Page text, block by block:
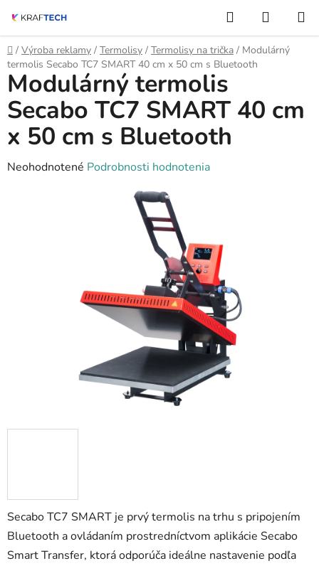
obsah
Hľadať
KOŠÍK
Domov
/ Výroba reklamy / Termolisy / Termolisy na trička / Modulárný
termolis Secabo TC7 SMART 40 cm x 50 cm s Bluetooth
Secabo TC7 SMART je prvý termolis na trhu s pripojením
Bluetooth a ovládaním prostredníctvom aplikácie Secabo
Smart Transfer, ktorá odporúča ideálne nastavenie podľa
Modulárný termolis
Secabo TC7 SMART 40 cm
x 50 cm s Bluetooth
Priemerné
Neohodnotené Podrobnosti hodnotenia